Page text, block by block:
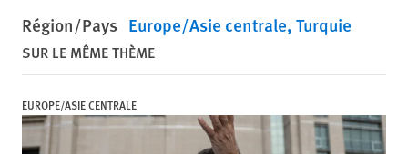
Région/Pays Europe/Asie centrale Turquie
SUR LE MÊME THÈME
EUROPE/ASIE CENTRALE